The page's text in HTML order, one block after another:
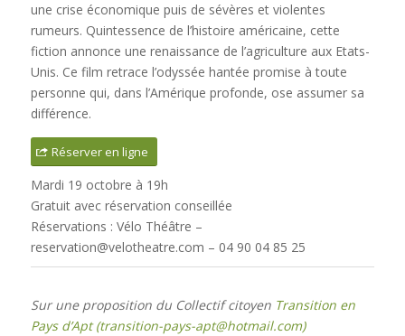
une crise économique puis de sévères et violentes
rumeurs. Quintessence de l’histoire américaine, cette
fiction annonce une renaissance de l’agriculture aux Etats-
Unis. Ce film retrace l’odyssée hantée promise à toute
personne qui, dans l’Amérique profonde, ose assumer sa
différence.
Réserver en ligne
Mardi 19 octobre à 19h
Gratuit avec réservation conseillée
Réservations : Vélo Théâtre –
reservation@velotheatre.com – 04 90 04 85 25
Sur une proposition du Collectif citoyen Transition en
Pays d’Apt (transition-pays-apt@hotmail.com)